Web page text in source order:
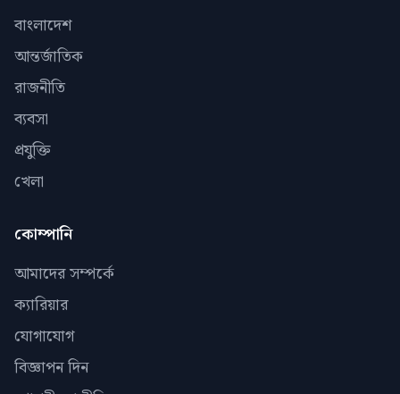
বাংলাদেশ
আন্তর্জাতিক
রাজনীতি
ব্যবসা
প্রযুক্তি
খেলা
কোম্পানি
আমাদের সম্পর্কে
ক্যারিয়ার
যোগাযোগ
বিজ্ঞাপন দিন